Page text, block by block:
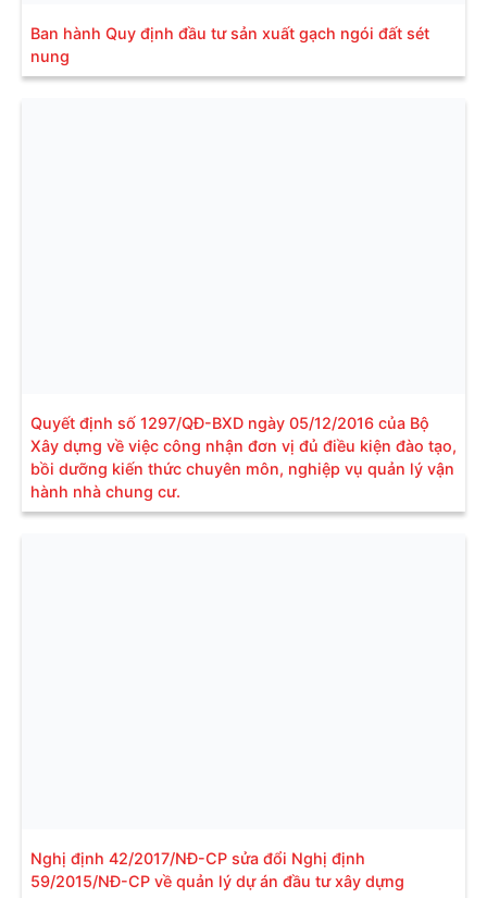
Ban hành Quy định đầu tư sản xuất gạch ngói đất sét
nung
Quyết định số 1297/QĐ-BXD ngày 05/12/2016 của Bộ
Xây dựng về việc công nhận đơn vị đủ điều kiện đào tạo,
bồi dưỡng kiến thức chuyên môn, nghiệp vụ quản lý vận
hành nhà chung cư.
Nghị định 42/2017/NĐ-CP sửa đổi Nghị định
59/2015/NĐ-CP về quản lý dự án đầu tư xây dựng